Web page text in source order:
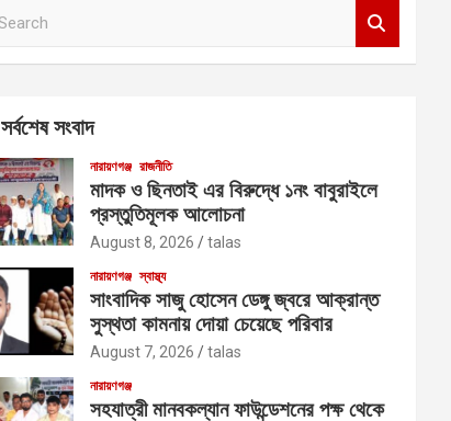
সর্বশেষ সংবাদ
নারায়ণগঞ্জ রাজনীতি
মাদক ও ছিনতাই এর বিরুদ্ধে ১নং বাবুরাইলে
প্রস্তুতিমূলক আলোচনা
August 8, 2026 talas
নারায়ণগঞ্জ স্বাস্থ্য
সাংবাদিক সাজু হোসেন ডেঙ্গু জ্বরে আক্রান্ত
সুস্থতা কামনায় দোয়া চেয়েছে পরিবার
August 7, 2026 talas
নারায়ণগঞ্জ
সহযাত্রী মানবকল্যান ফাউন্ডেশনের পক্ষ থেকে